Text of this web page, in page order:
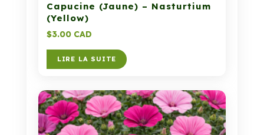
Capucine (Jaune) – Nasturtium
(Yellow)
$3.00 CAD
LIRE LA SUITE